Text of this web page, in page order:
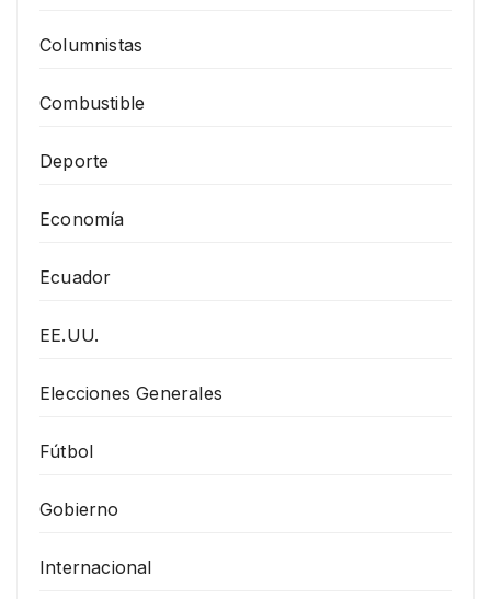
Columnistas
Combustible
Deporte
Economía
Ecuador
EE.UU.
Elecciones Generales
Fútbol
Gobierno
Internacional